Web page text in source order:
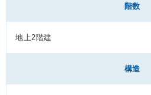
階数
地上2階建
構造